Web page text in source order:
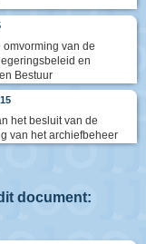
van de
en
Bestuur
het besluit van de
van het archiefbeheer
document: